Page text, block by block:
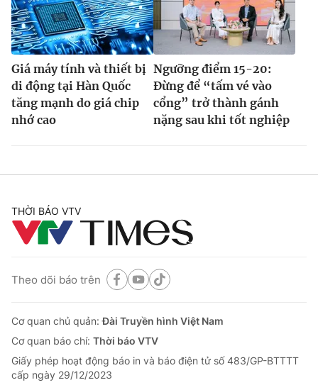
Giá máy tính và thiết bị
di động tại Hàn Quốc
tăng mạnh do giá chip
nhớ cao
Ngưỡng điểm 15-20:
Đừng để “tấm vé vào
cổng” trở thành gánh
nặng sau khi tốt nghiệp
THỜI BÁO VTV
Theo dõi báo trên
Cơ quan chủ quản:Đài Truyền hình Việt Nam
Cơ quan báo chí: Thời báo VTV
Giấy phép hoạt động báo in và báo điện tử số 483/GP-BTTTT
cấp ngày 29/12/2023